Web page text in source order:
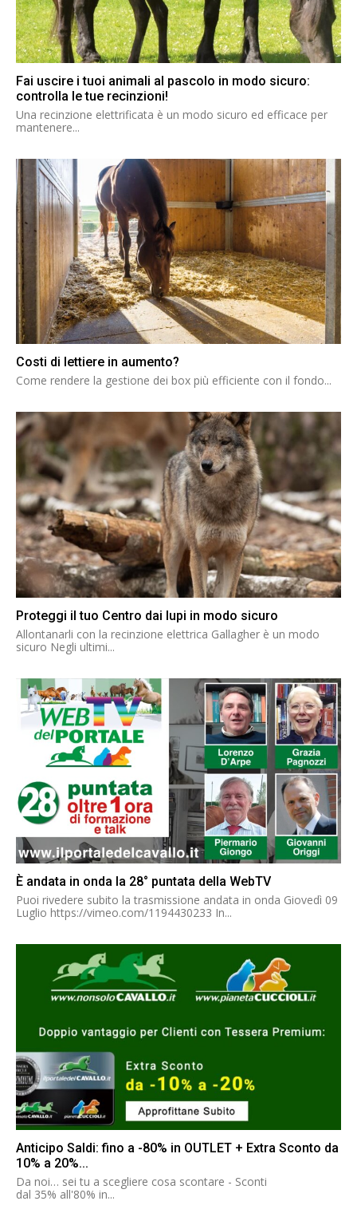
Fai uscire i tuoi animali al pascolo in modo sicuro:
controlla le tue recinzioni!
Una recinzione elettrificata è un modo sicuro ed efficace per
mantenere...
Costi di lettiere in aumento?
Come rendere la gestione dei box più efficiente con il fondo...
Proteggi il tuo Centro dai lupi in modo sicuro
Allontanarli con la recinzione elettrica Gallagher è un modo
sicuro Negli ultimi...
È andata in onda la 28° puntata della WebTV
Puoi rivedere subito la trasmissione andata in onda Giovedì 09
Luglio https://vimeo.com/1194430233 In...
Anticipo Saldi: fino a -80% in OUTLET + Extra Sconto da
10% a 20%...
Da noi… sei tu a scegliere cosa scontare - Sconti
dal 35% all'80% in...